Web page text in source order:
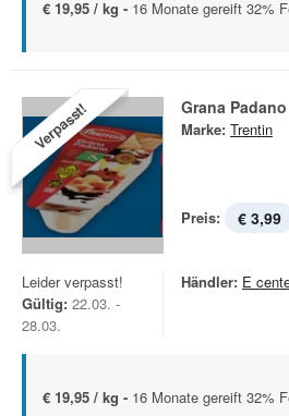
€ 19,95 / kg - 16 Monate gereift 32%
Verpasst! Grana Padano
Marke: Trentin
Preis: € 3,99
Leider verpasst!
Gültig: 22.03. -
28.03.
Händler: E
€ 19,95 / kg - 16 Monate gereift 32%